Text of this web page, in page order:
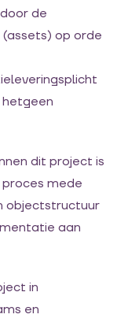
de
op orde
hetgeen
dit project is
mede
objectstructuur
aan
in
en